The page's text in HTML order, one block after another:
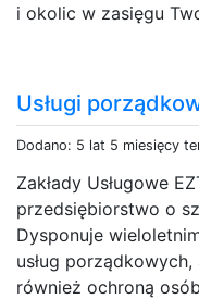
i okolic w zasięgu
Usługi
Dodano: 5 lat 5 miesięcy
Zakłady Usługowe
przedsiębiorstwo o
Dysponuje
usług
również ochroną